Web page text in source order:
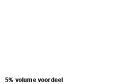
5% volume voordeel